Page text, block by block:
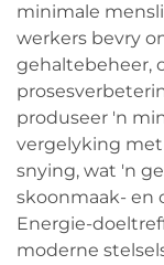
minimale
werkers bevry
gehaltebeheer,
produseer 'n
vergelyking met
snying, wat 'n
skoonmaak- en
Energie-
moderne